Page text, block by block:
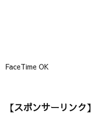
FaceTime OK
【スポンサーリンク】